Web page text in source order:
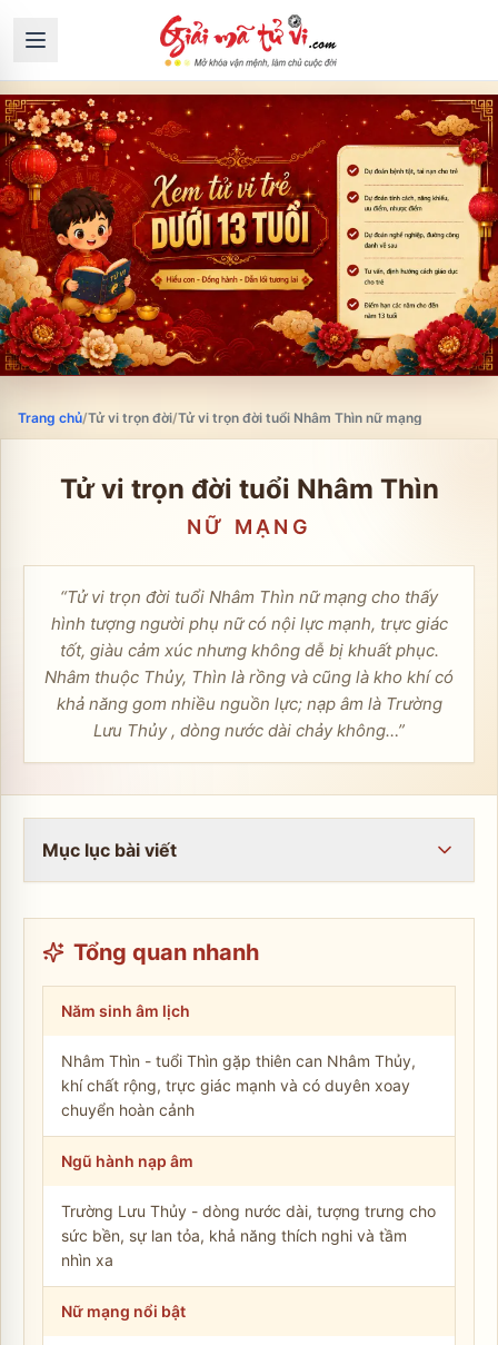
Trang chủ/Tử vi trọn đời/Tử vi trọn đời tuổi Nhâm Thìn nữ mạng
Tử vi trọn đời tuổi Nhâm Thìn
NỮ MẠNG
“Tử vi trọn đời tuổi Nhâm Thìn nữ mạng cho thấy
hình tượng người phụ nữ có nội lực mạnh, trực giác
tốt, giàu cảm xúc nhưng không dễ bị khuất phục.
Nhâm thuộc Thủy, Thìn là rồng và cũng là kho khí có
khả năng gom nhiều nguồn lực; nạp âm là Trường
Lưu Thủy , dòng nước dài chảy không…”
Mục lục bài viết
Tổng quan nhanh
Năm sinh âm lịch
Nhâm Thìn - tuổi Thìn gặp thiên can Nhâm Thủy,
khí chất rộng, trực giác mạnh và có duyên xoay
chuyển hoàn cảnh
Ngũ hành nạp âm
Trường Lưu Thủy - dòng nước dài, tượng trưng cho
sức bền, sự lan tỏa, khả năng thích nghi và tầm
nhìn xa
Nữ mạng nổi bật